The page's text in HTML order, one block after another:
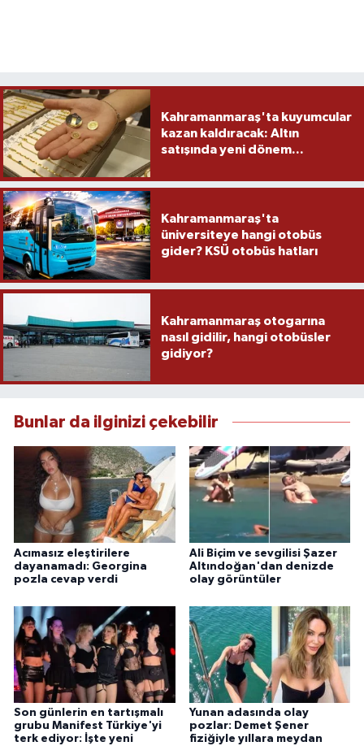
Kahramanmaraş'ta kuyumcular
kazan kaldıracak: Altın
satışında yeni dönem...
Kahramanmaraş'ta
üniversiteye hangi otobüs
gider? KSÜ otobüs hatları
Kahramanmaraş otogarına
nasıl gidilir, hangi otobüsler
gidiyor?
Bunlar da ilginizi çekebilir
Acımasız eleştirilere
dayanamadı: Georgina
pozla cevap verdi
Ali Biçim ve sevgilisi Şazer
Altındoğan'dan denizde
olay görüntüler
Son günlerin en tartışmalı
grubu Manifest Türkiye'yi
terk ediyor: İşte yeni
Yunan adasında olay
pozlar: Demet Şener
fiziğiyle yıllara meydan